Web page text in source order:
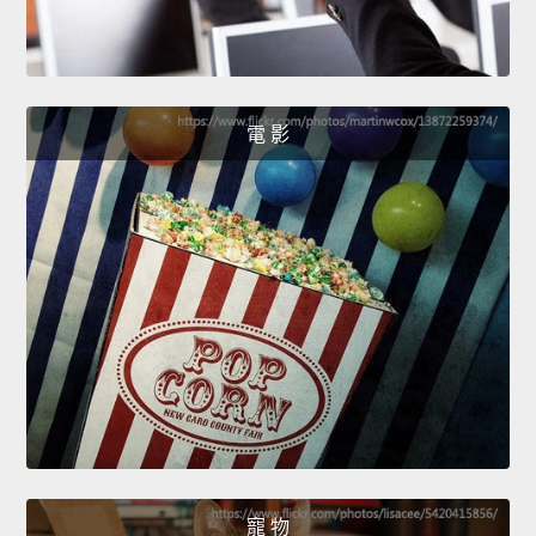
電 影
寵 物